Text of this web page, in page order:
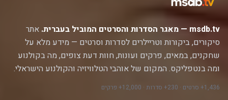
msdb.tv — מאגר הסדרות והסרטים המוביל בעברית.
אתר
סיקורים, ביקורות וטריילרים לסדרות וסרטים — מידע מלא על
שחקנים, במאים, פרקים ועונות, חוות דעת צופים, מה בקולנוע
ומה בנטפליקס. המקום של אוהבי הטלוויזיה והקולנוע הישראלי.
1,436+ סרטים · 230+ סדרות · 12,000+ פרקים